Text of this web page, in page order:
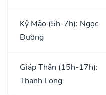
Kỷ Mão (5h-7h): Ngọc
Đường
Giáp Thân (15h-17h):
Thanh Long